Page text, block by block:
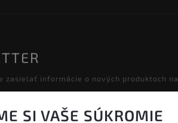
SI VAŠE SÚKROMIE
zasielať informácie o nových produktoch na